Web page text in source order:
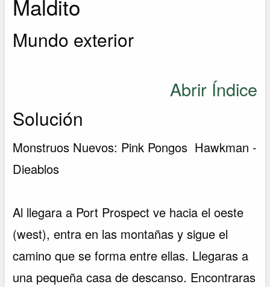
Maldito
Mundo exterior
Abrir Índice
Solución
Monstruos Nuevos: Pink Pongos  Hawkman -
Dieablos
Al llegara a Port Prospect ve hacia el oeste
(west), entra en las montañas y sigue el
camino que se forma entre ellas. Llegaras a
una pequeña casa de descanso. Encontraras